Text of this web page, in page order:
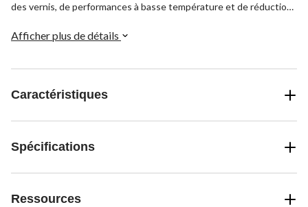
des vernis, de performances à basse température et de réduction
synthétique offrent un niveau de protection avancé pour les
secondes après le démarrage, tout en maintenant sa viscosité
protectrice dans la chaleur élevée lorsque les moteurs
Afficher plus de détails
Caractéristiques
Spécifications
Ressources